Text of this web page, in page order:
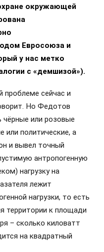
окружающей
Евросоюза и
у нас метко
с «демшизой»).
проблеме сейчас и
Но Федотов
чёрные или розовые
или политические, а
и вывел точный
антропогенную
нагрузку на
лежит
нагрузки, то есть
территории к площади
– сколько киловатт
на квадратный